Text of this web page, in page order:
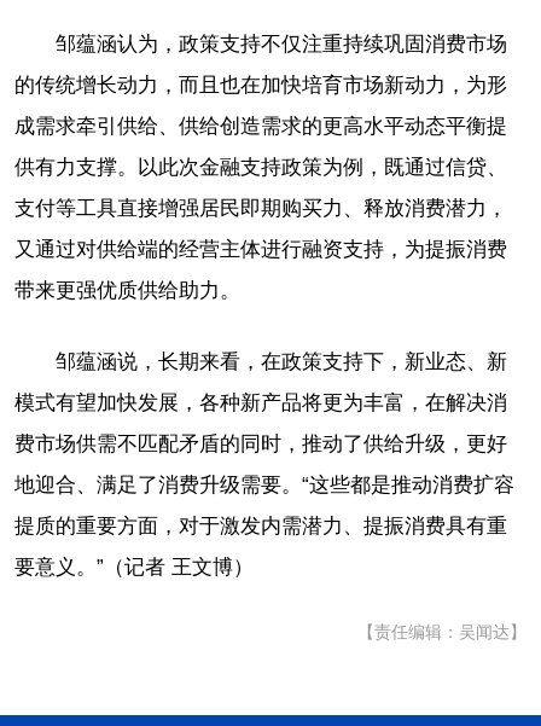
邹蕴涵认为，政策支持不仅注重持续巩固消费市场
的传统增长动力，而且也在加快培育市场新动力，为形
成需求牵引供给、供给创造需求的更高水平动态平衡提
供有力支撑。以此次金融支持政策为例，既通过信贷、
支付等工具直接增强居民即期购买力、释放消费潜力，
又通过对供给端的经营主体进行融资支持，为提振消费
带来更强优质供给助力。
邹蕴涵说，长期来看，在政策支持下，新业态、新
模式有望加快发展，各种新产品将更为丰富，在解决消
费市场供需不匹配矛盾的同时，推动了供给升级，更好
地迎合、满足了消费升级需要。“这些都是推动消费扩容
提质的重要方面，对于激发内需潜力、提振消费具有重
要意义。”（记者 王文博）
【责任编辑：吴闻达】